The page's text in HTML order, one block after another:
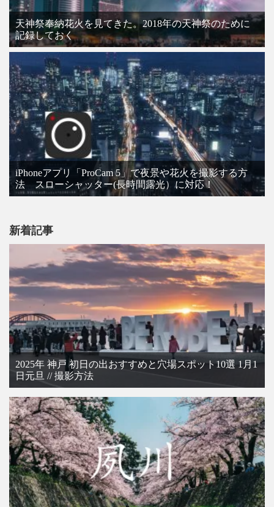
天神祭奉納花火を見てきた。2018年の天神祭のために
記録しておく
iPhoneアプリ「ProCam 5」で夜景や花火を撮影する方
法 スローシャッター(長時間露光）に対応！
新着記事
2025年 神戸 初日の出おすすめと穴場スポット10選 1月1
日元旦 // 撮影方法